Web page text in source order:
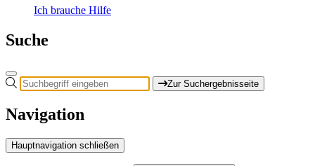
Ich brauche Hilfe
Suche
Zur Suchergebnisseite
Navigation
Hauptnavigation schließen